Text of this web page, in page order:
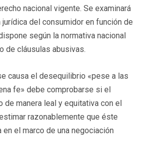
nacional vigente. Se examinará
del consumidor en función de
según la normativa nacional
de cláusulas abusivas.
causa el desequilibrio «pese a las
fe» debe comprobarse si el
de manera leal y equitativa con el
razonablemente que éste
en el marco de una negociación